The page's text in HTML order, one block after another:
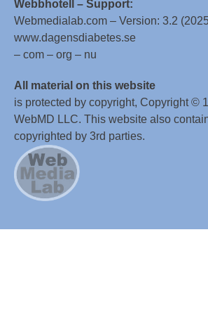
Webbhotell – Support:
Webmedialab.com – Version: 3.2
www.dagensdiabetes.se
– com – org – nu
All material on this website
is protected by copyright, Copyright ©
WebMD LLC. This website also
copyrighted by 3rd parties.